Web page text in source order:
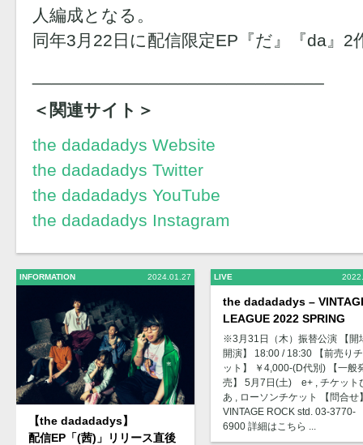
人編成となる。
同年3月22日に配信限定EP『だ』『da』2
＜関連サイト＞
the dadadadys Website
the dadadadys Twitter
the dadadadys YouTube
the dadadadys Instagram
INFORMATION 2024.01.27
【the dadadadys】
配信EP「(茜)」リリース直後
LIVE
the dadadadys –
LEAGUE 2022 SPRING
※3月31日（木）振替公演 【開
開演】 18:00 / 18:30 【前売り
ット】 ￥4,000-(D代別) 【一般
売】 5月7日(土) e+ , チケット
あ , ローソンチケット 【問合せ
VINTAGE ROCK std. 03-3770-
6900 詳細はこちら ...